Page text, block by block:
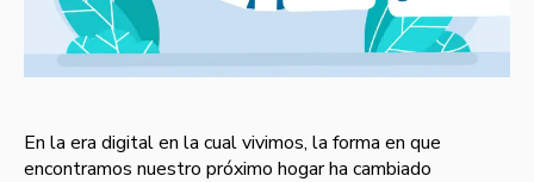
En la era digital en la cual vivimos, la forma en que
encontramos nuestro próximo hogar ha cambiado